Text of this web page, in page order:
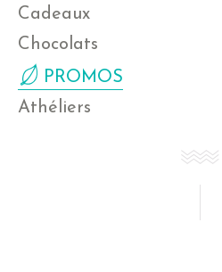
Cadeaux
Chocolats
PROMOS
Athéliers